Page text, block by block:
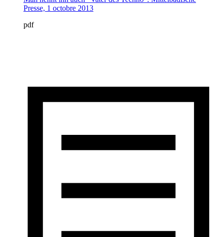
Presse, 1 octobre 2013
pdf